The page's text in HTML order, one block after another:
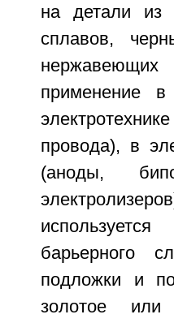
на детали из
сплавов,
применение в
провода), в
(аноды,
барьерного
подложки и
золотое или